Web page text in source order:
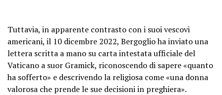
Tuttavia, in apparente contrasto con i suoi vescovi
americani, il 10 dicembre 2022, Bergoglio ha inviato una
lettera scritta a mano su carta intestata ufficiale del
Vaticano a suor Gramick, riconoscendo di sapere «quanto
ha sofferto» e descrivendo la religiosa come «una donna
valorosa che prende le sue decisioni in preghiera».